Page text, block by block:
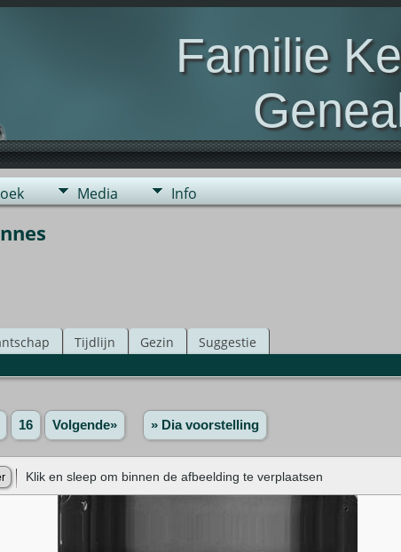
Familie
Genealogie van de
Media Info
Tijdlijn Gezin Suggestie
16 Volgende» » Dia voorstelling